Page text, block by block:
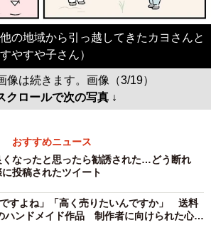
の地域から引っ越してきたカヨさんと
やすや子さん）
像は続きます。画像（3/19）
クロールで次の写真 ↓
おすすめニュース
くなったと思ったら勧誘された…どう断れ
投稿されたツイート
ですよね」「高く売りたいんですか」 送料
ハンドメイド作品 制作者に向けられた心な